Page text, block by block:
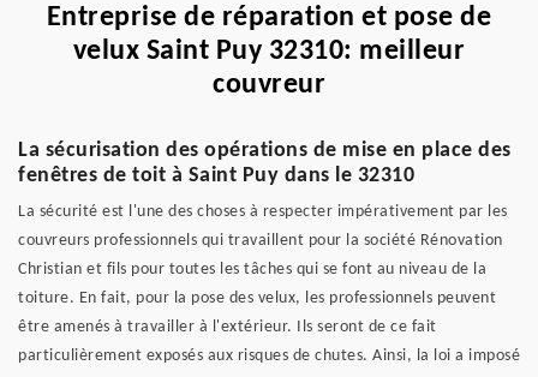
Entreprise de réparation et pose de
velux Saint Puy 32310: meilleur
couvreur
La sécurisation des opérations de mise en place des
fenêtres de toit à Saint Puy dans le 32310
La sécurité est l'une des choses à respecter impérativement par les
couvreurs professionnels qui travaillent pour la société Rénovation
Christian et fils pour toutes les tâches qui se font au niveau de la
toiture. En fait, pour la pose des velux, les professionnels peuvent
être amenés à travailler à l'extérieur. Ils seront de ce fait
particulièrement exposés aux risques de chutes. Ainsi, la loi a imposé